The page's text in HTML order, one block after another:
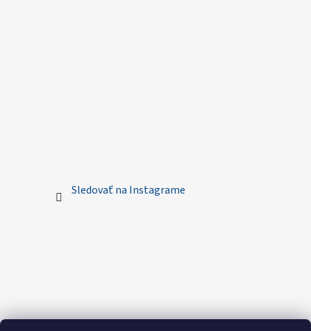
Sledovať na Instagrame